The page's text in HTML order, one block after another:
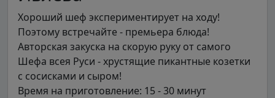
Хороший шеф экспериментирует на ходу!
Поэтому встречайте - премьера блюда!
Авторская закуска на скорую руку от самого
Шефа всея Руси - хрустящие пикантные козетки
с сосисками и сыром!
Время на приготовление: 15 - 30 минут